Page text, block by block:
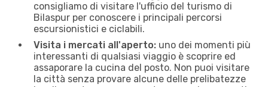
consigliamo di visitare l'ufficio del turismo di
Bilaspur per conoscere i principali percorsi
escursionistici e ciclabili.
Visita i mercati all'aperto: uno dei momenti più
interessanti di qualsiasi viaggio è scoprire ed
assaporare la cucina del posto. Non puoi visitare
la città senza provare alcune delle prelibatezze